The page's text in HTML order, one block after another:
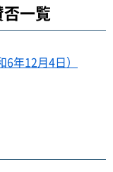
一覧
年12月4日）